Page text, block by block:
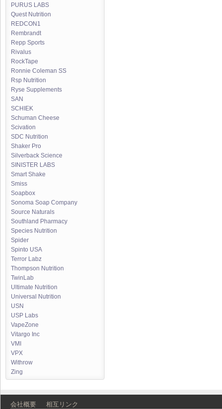
PURUS LABS
Quest Nutrition
REDCON1
Rembrandt
Repp Sports
Rivalus
RockTape
Ronnie Coleman SS
Rsp Nutrition
Ryse Supplements
SAN
SCHIEK
Schuman Cheese
Scivation
SDC Nutrition
Shaker Pro
Silverback Science
SINISTER LABS
Smart Shake
Smiss
Soapbox
Sonoma Soap Company
Source Naturals
Southland Pharmacy
Species Nutrition
Spider
Spinto USA
Terror Labz
Thompson Nutrition
TwinLab
Ultimate Nutrition
Universal Nutrition
USN
USP Labs
VapeZone
Vitargo Inc
VMI
VPX
Withrow
Zing
会社概要 相互リンク